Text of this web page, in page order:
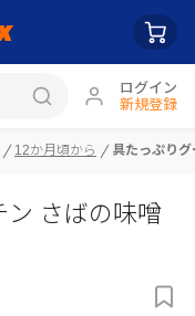
ログイン
新規登録
12か月頃から 具たっぷり
ン さばの味噌